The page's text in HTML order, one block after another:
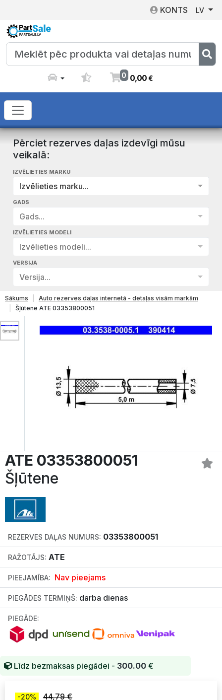
KONTS LV
0 0,00€
Pērciet rezerves daļas izdevīgi mūsu
veikalā:
IZVĒLIETIES MARKU
Izvēlieties marku...
GADS
Gads...
IZVĒLIETIES MODELI
Izvēlieties modeli...
VERSIJA
Versija...
Sākums
Auto rezerves daļas internetā - detaļas visām markām
Šļūtene ATE 03353800051
ATE 03353800051
Šļūtene
REZERVES DAĻAS NUMURS: 03353800051
RAŽOTĀJS: ATE
PIEEJAMĪBA: Nav pieejams
PIEGĀDES TERMIŅŠ: darba dienas
PIEGĀDE:
Līdz bezmaksas piegādei - 300.00 €
-20% 44,79 €